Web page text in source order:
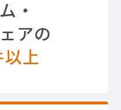
・
アの
上